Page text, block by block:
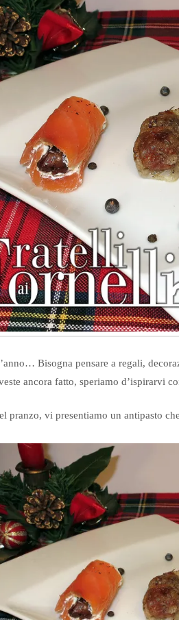
Bisogna pensare a regali,
ancora fatto, speriamo d’ispirarvi
pranzo, vi presentiamo un antipasto